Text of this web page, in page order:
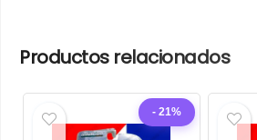
Productos relacionados
- 21%